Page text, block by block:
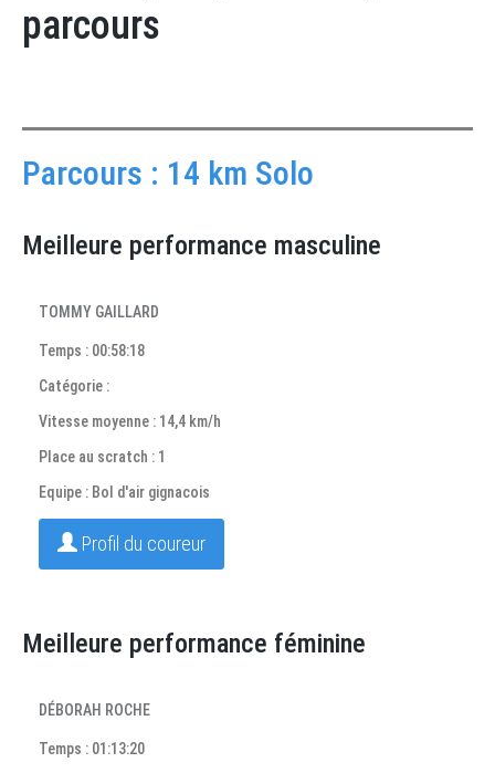
parcours
Parcours : 14 km Solo
Meilleure performance masculine
TOMMY GAILLARD
Temps : 00:58:18
Catégorie :
Vitesse moyenne : 14,4 km/h
Place au scratch : 1
Equipe : Bol d'air gignacois
Profil du coureur
Meilleure performance féminine
DÉBORAH ROCHE
Temps : 01:13:20